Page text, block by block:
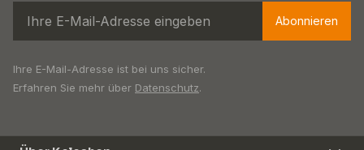
Abonnieren
Ihre E-Mail-Adresse ist bei uns sicher.
Erfahren Sie mehr über Datenschutz.